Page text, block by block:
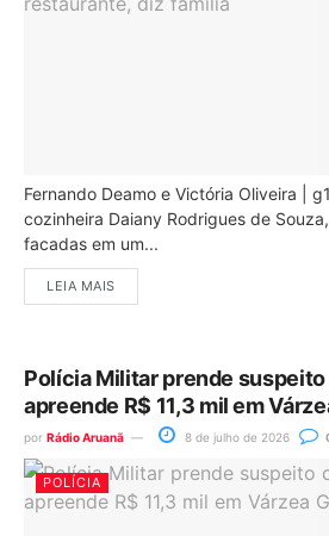
Fernando Deamo e Victória Oliveira |
cozinheira Daiany Rodrigues de
facadas em um...
LEIA MAIS
Polícia Militar prende
apreende R$ 11,3 mil em
por Rádio Aruanã 8 de julho de 2026
POLÍCIA